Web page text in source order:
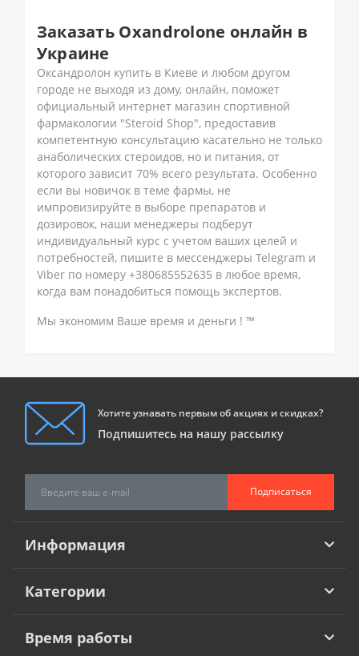
Заказать Oxandrolone онлайн в
Украине
Оксандролон купить в Киеве и любом другом
городе не выходя из дому, онлайн, поможет
официальный интернет магазин спортивной
фармакологии "Steroid Shop", предоставив
компетентную консультацию касательно не только
анаболических стероидов, но и питания, от
которого зависит 70% всего результата. Особенно
если вы новичок в теме фармы, не
импровизируйте в выборе препаратов и
дозировок, наши менеджеры подберут
индивидуальный курс с учетом ваших целей и
потребностей, пишите в мессенджеры Telegram и
Viber по номеру +380685552635 в любое время,
когда вам понадобиться помощь экспертов.
Мы экономим Ваше время и деньги ! ™
Хотите узнавать первым об акциях и скидках?
Подпишитесь на нашу рассылку
Подписаться
Информация
Категории
Время работы